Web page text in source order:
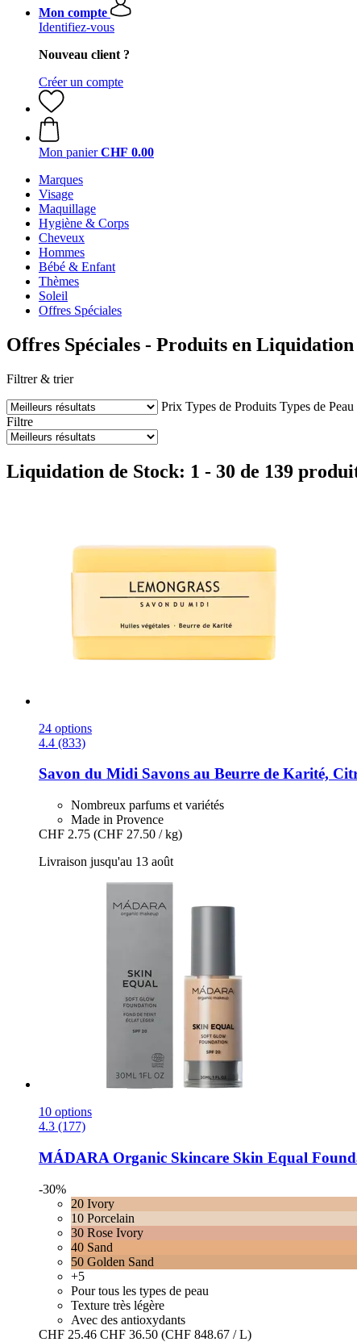
Mon compte
Identifiez-vous
Nouveau client ?
Créer un compte
Mon panier CHF 0.00
Marques
Visage
Maquillage
Hygiène & Corps
Cheveux
Hommes
Bébé & Enfant
Thèmes
Soleil
Offres Spéciales
Offres Spéciales - Produits en Liquidation
Filtrer & trier
Prix Types de Produits Types de Peau
Filtre
Liquidation de Stock: 1 - 30 de 139
24 options
4.4 (833)
Savon du Midi Savons au Beurre de Karité,
Nombreux parfums et variétés
Made in Provence
CHF 2.75 (CHF 27.50 / kg)
Livraison jusqu'au 13 août
10 options
4.3 (177)
MÁDARA Organic Skincare Skin Equal
-30%
20 Ivory
10 Porcelain
30 Rose Ivory
40 Sand
50 Golden Sand
+5
Pour tous les types de peau
Texture très légère
Avec des antioxydants
CHF 25.46 CHF 36.50 (CHF 848.67 / L)